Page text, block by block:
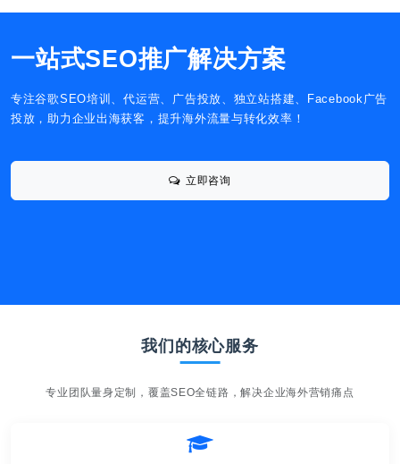
一站式SEO推广解决方案
专注谷歌SEO培训、代运营、广告投放、独立站搭建、Facebook广告
投放，助力企业出海获客，提升海外流量与转化效率！
立即咨询
我们的核心服务
专业团队量身定制，覆盖SEO全链路，解决企业海外营销痛点